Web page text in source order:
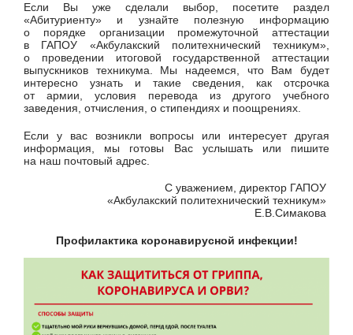
Если Вы уже сделали выбор, посетите раздел
«Абитуриенту» и узнайте полезную информацию
о порядке организации промежуточной аттестации
в ГАПОУ «Акбулакский политехнический техникум»,
о проведении итоговой государственной аттестации
выпускников техникума. Мы надеемся, что Вам будет
интересно узнать и такие сведения, как отсрочка
от армии, условия перевода из другого учебного
заведения, отчисления, о стипендиях и поощрениях.
Если у вас возникли вопросы или интересует другая
информация, мы готовы Вас услышать или пишите
на наш почтовый адрес.
С уважением, директор ГАПОУ
«Акбулакский политехнический техникум»
Е.В.Симакова
Профилактика коронавирусной инфекции!